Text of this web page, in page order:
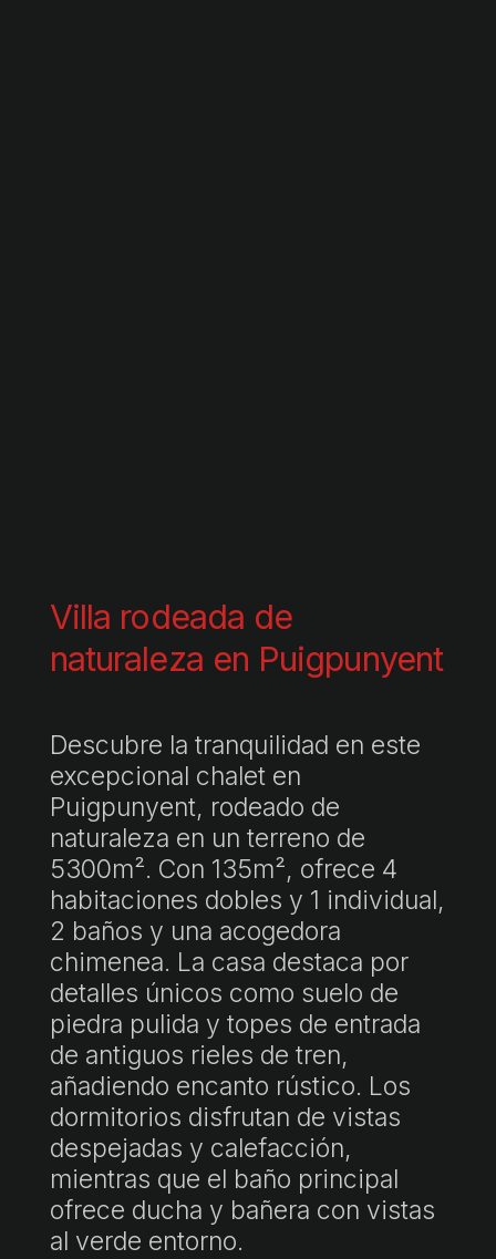
Villa rodeada de
naturaleza en Puigpunyent
Descubre la tranquilidad en este
excepcional chalet en
Puigpunyent, rodeado de
naturaleza en un terreno de
5300m². Con 135m², ofrece 4
habitaciones dobles y 1 individual,
2 baños y una acogedora
chimenea. La casa destaca por
detalles únicos como suelo de
piedra pulida y topes de entrada
de antiguos rieles de tren,
añadiendo encanto rústico. Los
dormitorios disfrutan de vistas
despejadas y calefacción,
mientras que el baño principal
ofrece ducha y bañera con vistas
al verde entorno.